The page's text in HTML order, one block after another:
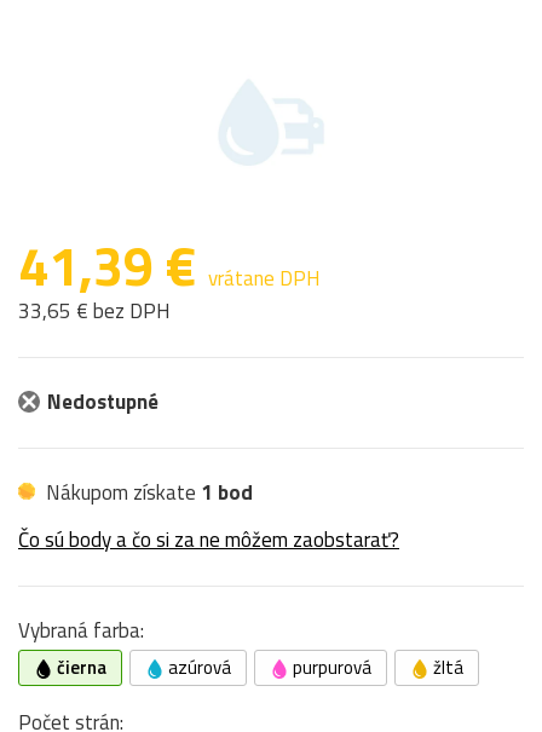
41,39 € vrátane DPH
33,65 € bez DPH
Nedostupné
Nákupom získate 1 bod
Čo sú body a čo si za ne môžem zaobstarať?
Vybraná farba:
čierna azúrová purpurová žltá
Počet strán: